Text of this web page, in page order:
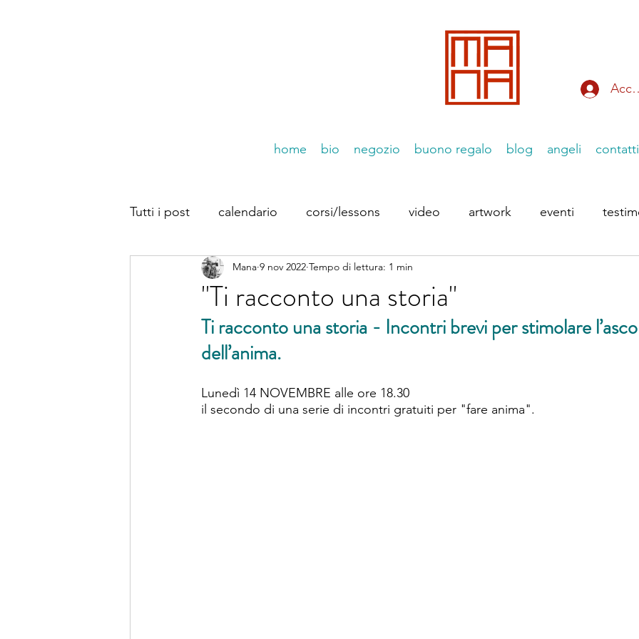
home bio negozio buono regalo blog angeli contatti
Tutti i post calendario corsi/lessons video artwork eventi
trompe dal web Dirette Instagram le Essenziiali
''Ti racconto una storia''
Mana 9 nov 2022 Tempo di lettura: 1 min
Ti racconto una storia - Incontri brevi per stimolare
dell’anima.
Lunedì 14 NOVEMBRE alle ore 18.30
il secondo di una serie di incontri gratuiti per "fare anima".